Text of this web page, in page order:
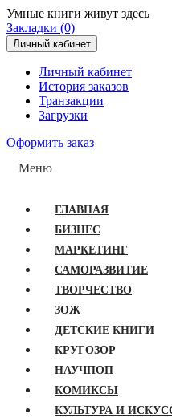
Умные книги живут здесь
Закладки (0)
Личный кабинет
Личный кабинет
История заказов
Транзакции
Загрузки
Оформить заказ
Меню
ГЛАВНАЯ
БИЗНЕС
МАРКЕТИНГ
САМОРАЗВИТИЕ
ТВОРЧЕСТВО
ЗОЖ
ДЕТСКИЕ КНИГИ
КРУГОЗОР
НАУЧПОП
КОМИКСЫ
КУЛЬТУРА И